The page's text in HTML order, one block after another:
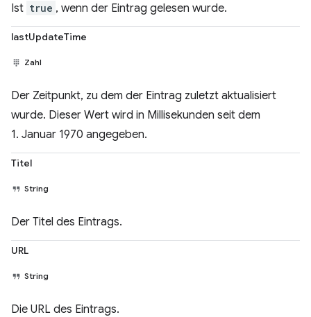
Ist true , wenn der Eintrag gelesen wurde.
lastUpdateTime
Zahl
Der Zeitpunkt, zu dem der Eintrag zuletzt aktualisiert
wurde. Dieser Wert wird in Millisekunden seit dem
1. Januar 1970 angegeben.
Titel
String
Der Titel des Eintrags.
URL
String
Die URL des Eintrags.